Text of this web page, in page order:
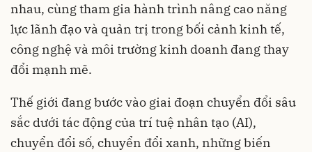
nhau, cùng tham gia hành trình nâng cao năng
lực lãnh đạo và quản trị trong bối cảnh kinh tế,
công nghệ và môi trường kinh doanh đang thay
đổi mạnh mẽ.
Thế giới đang bước vào giai đoạn chuyển đổi sâu
sắc dưới tác động của trí tuệ nhân tạo (AI),
chuyển đổi số, chuyển đổi xanh, những biến